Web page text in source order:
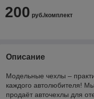
200 руб./комплект
Описание
Модельные чехлы –
каждого автолюбителя!
продаёт авточехлы для